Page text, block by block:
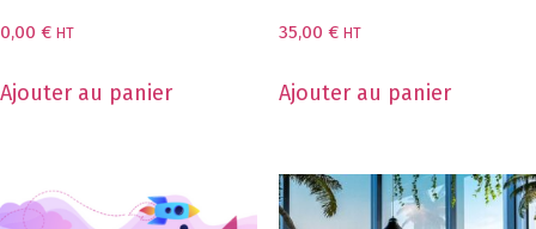
0,00 € HT
Ajouter au panier
35,00 € HT
Ajouter au panier